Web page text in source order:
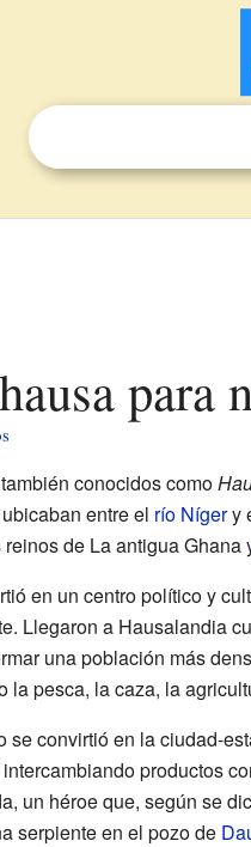
hausa para
conocidos como
entre el río Nígery
de La antigua Ghana
en un centro político y
Llegaron a Hausalandia
una población más
la pesca, la caza, la
se convirtió en la ciudad-
productos
un héroe que, según se
serpiente en el pozo de